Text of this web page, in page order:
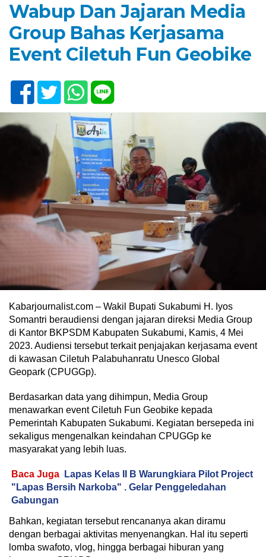
Wabup Dan Jajaran Media
Group Bahas Kerjasama
Event Ciletuh Fun Geobike
Kabarjournalist.com – Wakil Bupati Sukabumi H. Iyos
Somantri beraudiensi dengan jajaran direksi Media Group
di Kantor BKPSDM Kabupaten Sukabumi, Kamis, 4 Mei
2023. Audiensi tersebut terkait penjajakan kerjasama event
di kawasan Ciletuh Palabuhanratu Unesco Global
Geopark (CPUGGp).
Berdasarkan data yang dihimpun, Media Group
menawarkan event Ciletuh Fun Geobike kepada
Pemerintah Kabupaten Sukabumi. Kegiatan bersepeda ini
sekaligus mengenalkan keindahan CPUGGp ke
masyarakat yang lebih luas.
Baca Juga
Lapas Kelas II B Warungkiara Pilot Project
"Lapas Bersih Narkoba" . Gelar Penggeledahan
Gabungan
Bahkan, kegiatan tersebut rencananya akan diramu
dengan berbagai aktivitas menyenangkan. Hal itu seperti
lomba swafoto, vlog, hingga berbagai hiburan yang